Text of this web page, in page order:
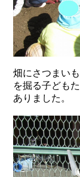
畑にさつまい
を掘る子ども
ありました。